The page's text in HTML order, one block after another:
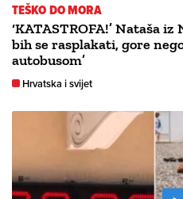
TEŠKO DO MORA
‘KATASTROFA!’ Nataša
bih se rasplakati, gore
autobusom’
Hrvatska i svijet